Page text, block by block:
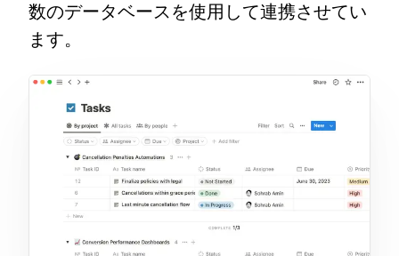
数のデータベースを使用して連携させてい
ます。